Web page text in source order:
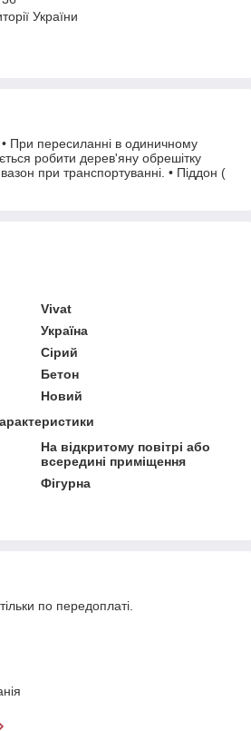
України
• При пересиланні в одиничному
робити дерев'яну обрешітку
при транспортуванні. • Піддон (
Vivat
Україна
Сірий
Бетон
Новий
На відкритому повітрі або
всередині приміщення
Фігурна
по передоплаті.